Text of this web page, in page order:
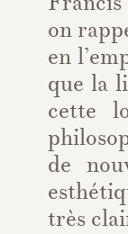
on
en
que la
cette
de
très